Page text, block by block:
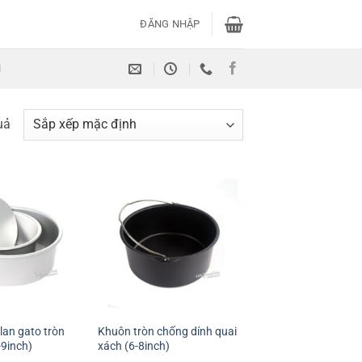
ĐĂNG NHẬP
gato tròn
Khuôn tròn chống dính quai
xách (6-8inch)